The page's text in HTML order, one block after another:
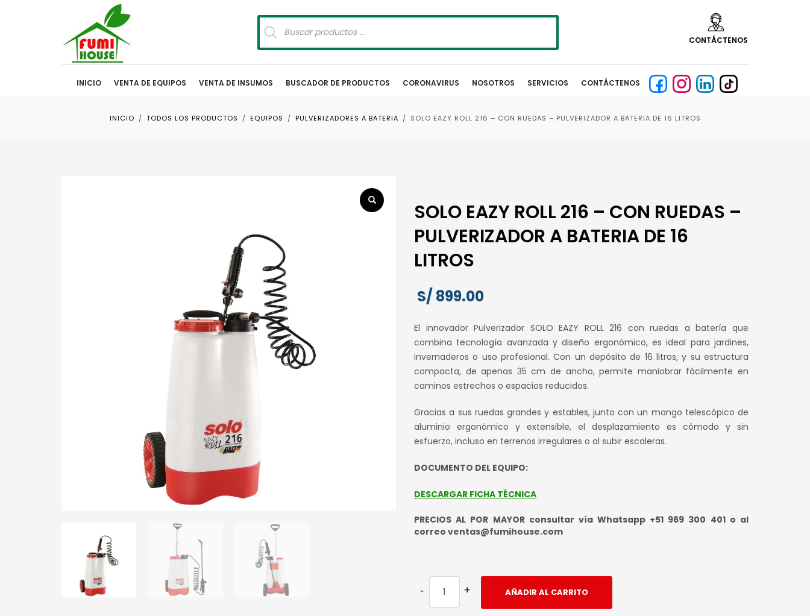
Búsqueda
de
productos
CONTÁCTENOS
INICIO VENTA DE EQUIPOS VENTA DE INSUMOS BUSCADOR DE PRODUCTOS CORONAVIRUS NOSOTROS SERVICIOS CONTÁCTENOS
INICIO TODOS LOS PRODUCTOS EQUIPOS PULVERIZADORES A BATERIA SOLO EAZY ROLL 216 – CON RUEDAS – PULVERIZADOR A BATERIA DE 16 LITROS
SOLO EAZY ROLL 216 – CON RUEDAS –
PULVERIZADOR A BATERIA DE 16
LITROS
S/ 899.00
El innovador Pulverizador SOLO EAZY ROLL 216 con ruedas a batería que
combina tecnología avanzada y diseño ergonómico, es ideal para jardines,
invernaderos o uso profesional. Con un depósito de 16 litros, y su estructura
compacta, de apenas 35 cm de ancho, permite maniobrar fácilmente en
caminos estrechos o espacios reducidos.
Gracias a sus ruedas grandes y estables, junto con un mango telescópico de
aluminio ergonómico y extensible, el desplazamiento es cómodo y sin
esfuerzo, incluso en terrenos irregulares o al subir escaleras.
DOCUMENTO DEL EQUIPO:
DESCARGAR FICHA TÉCNICA
PRECIOS AL POR MAYOR consultar vía Whatsapp +51 969 300 401 o al
correo ventas@fumihouse.com
AÑADIR AL CARRITO